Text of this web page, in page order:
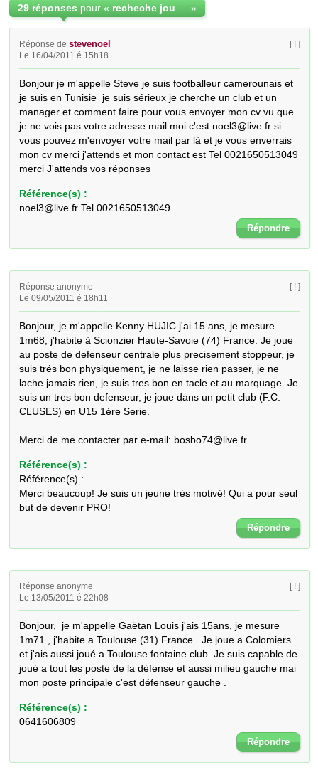
29 réponses pour « »
Réponse destevenoel
Le 16/04/2011 é 15h18
[ ! ]
Bonjour je m'appelle Steve je suis footballeur camerounais et
je suis en Tunisie  je suis sérieux je cherche un club et un
manager et comment faire pour vous envoyer mon cv vu que
je ne vois pas votre adresse mail moi c'est noel3@live.fr si
vous pouvez m'envoyer votre mail par là et je vous enverrais
mon cv merci j'attends et mon contact est Tel 0021650513049
merci J'attends vos réponses
Référence(s) :
noel3@live.fr Tel 0021650513049
Répondre
Réponse anonyme
Le 09/05/2011 é 18h11
[ ! ]
Bonjour, je m'appelle Kenny HUJIC j'ai 15 ans, je mesure
1m68, j'habite à Scionzier Haute-Savoie (74) France. Je joue
au poste de defenseur centrale plus precisement stoppeur, je
suis trés bon physiquement, je ne laisse rien passer, je ne
lache jamais rien, je suis tres bon en tacle et au marquage. Je
suis un tres bon defenseur, je joue dans un petit club (F.C.
CLUSES) en U15 1ére Serie.
Merci de me contacter par e-mail: bosbo74@live.fr
Référence(s) :
Référence(s) :
Merci beaucoup! Je suis un jeune trés motivé! Qui a pour seul
but de devenir PRO!
Répondre
Réponse anonyme
Le 13/05/2011 é 22h08
[ ! ]
Bonjour,  je m'appelle Gaëtan Louis j'ais 15ans, je mesure
1m71 , j'habite a Toulouse (31) France . Je joue a Colomiers
et j'ais aussi joué a Toulouse fontaine club .Je suis capable de
joué a tout les poste de la défense et aussi milieu gauche mai
mon poste principale c'est défenseur gauche .
Référence(s) :
0641606809
Répondre